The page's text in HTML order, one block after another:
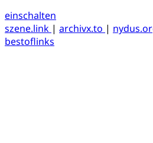
einschalten
szene.link | archivx.to |
bestoflinks